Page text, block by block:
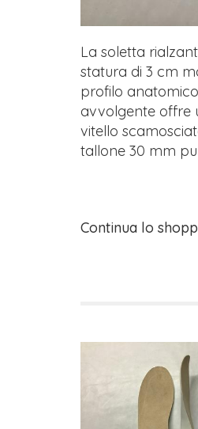
La soletta
statura di 3 cm
profilo
avvolgente offre
vitello
tallone 30 mm
Continua lo